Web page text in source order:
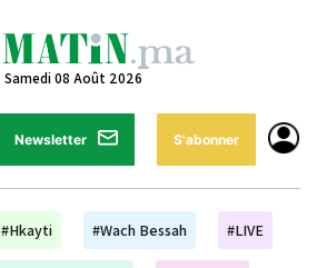
Samedi 08 Août 2026
Newsletter S'abonner
#Hkayti #Wach Bessah #LIVE